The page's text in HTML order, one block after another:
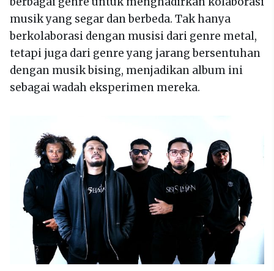
musik yang segar dan berbeda. Tak hanya
berkolaborasi dengan musisi dari genre metal,
tetapi juga dari genre yang jarang bersentuhan
dengan musik bising, menjadikan album ini
sebagai wadah eksperimen mereka.